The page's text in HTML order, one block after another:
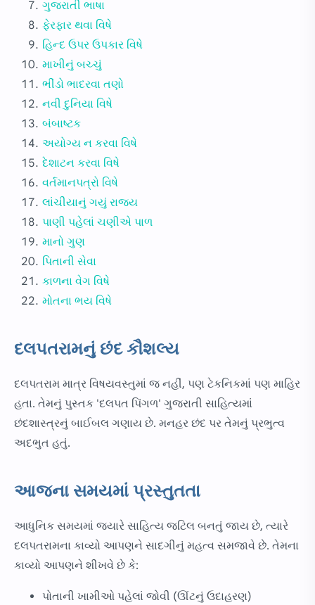
ગુજરાતી ભાષા
ફેરફાર થવા વિષે
હિન્દ ઉપર ઉપકાર વિષે
માખીનું બચ્ચું
ભીંડો ભાદરવા તણો
નવી દુનિયા વિષે
બંબાષ્ટક
અયોગ્ય ન કરવા વિષે
દેશાટન કરવા વિષે
વર્તમાનપત્રો વિષે
લાંચીયાનું ગયું રાજ્ય
પાણી પહેલાં ચણીએ પાળ
માનો ગુણ
પિતાની સેવા
કાળના વેગ વિષે
મોતના ભય વિષે
દલપતરામનું છંદ કૌશલ્ય
દલપતરામ માત્ર વિષયવસ્તુમાં જ નહીં, પણ ટેકનિકમાં પણ માહિર
હતા. તેમનું પુસ્તક 'દલપત પિંગળ' ગુજરાતી સાહિત્યમાં
છંદશાસ્ત્રનું બાઈબલ ગણાય છે. મનહર છંદ પર તેમનું પ્રભુત્વ
અદભુત હતું.
આજના સમયમાં પ્રસ્તુતતા
આધુનિક સમયમાં જ્યારે સાહિત્ય જટિલ બનતું જાય છે, ત્યારે
દલપતરામના કાવ્યો આપણને સાદગીનું મહત્વ સમજાવે છે. તેમના
કાવ્યો આપણને શીખવે છે કે:
પોતાની ખામીઓ પહેલાં જોવી (ઊંટનું ઉદાહરણ)